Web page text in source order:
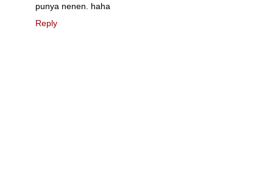
punya nenen. haha
Reply